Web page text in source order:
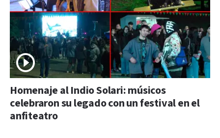
Homenaje al Indio Solari: músicos
celebraron su legado con un festival en el
anfiteatro